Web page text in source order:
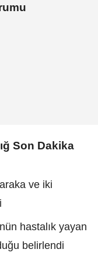
Son Dakika
ve iki
hastalık yayan
belirlendi